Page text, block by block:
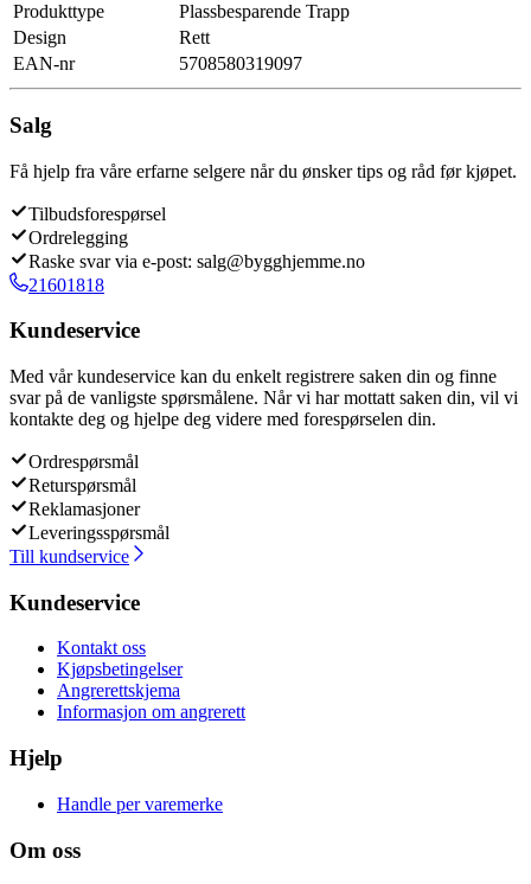
Produkttype
Plassbesparende Trapp
Design
Rett
EAN-nr
5708580319097
Salg
Få hjelp fra våre erfarne selgere når du ønsker tips og råd før kjøpet.
Tilbudsforespørsel
Ordrelegging
Raske svar via e-post: salg@bygghjemme.no
21601818
Kundeservice
Med vår kundeservice kan du enkelt registrere saken din og finne
svar på de vanligste spørsmålene. Når vi har mottatt saken din, vil vi
kontakte deg og hjelpe deg videre med forespørselen din.
Ordrespørsmål
Returspørsmål
Reklamasjoner
Leveringsspørsmål
Till kundservice
Kundeservice
Kontakt oss
Kjøpsbetingelser
Angrerettskjema
Informasjon om angrerett
Hjelp
Handle per varemerke
Om oss